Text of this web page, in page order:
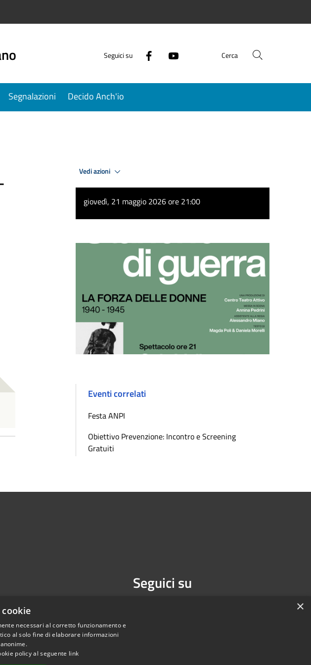
Seguici su Cerca
Segnalazioni Decido Anch'io
Vedi azioni
giovedì, 21 maggio 2026 ore 21:00
Eventi correlati
Festa ANPI
Obiettivo Prevenzione: Incontro e Screening
Gratuiti
Seguici su
×
necessari al corretto funzionamento e
al solo fine di elaborare informazioni
policy al seguente link